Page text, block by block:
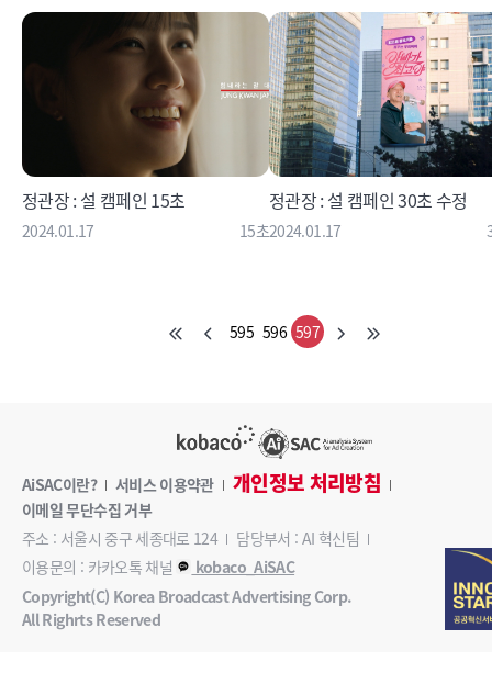
정관장 : 설 캠페인 15초
2024.01.17 15초
정관장 : 설 캠페인 30초 수정
2024.01.17
595 596 597
AiSAC이란? 서비스 이용약관 개인정보 처리방침
이메일 무단수집 거부
주소 : 서울시 중구 세종대로 124
담당부서 : AI 혁신팀
이용문의 : 카카오톡 채널
kobaco_AiSAC
Copyright(C) Korea Broadcast Advertising Corp.
All Righrts Reserved